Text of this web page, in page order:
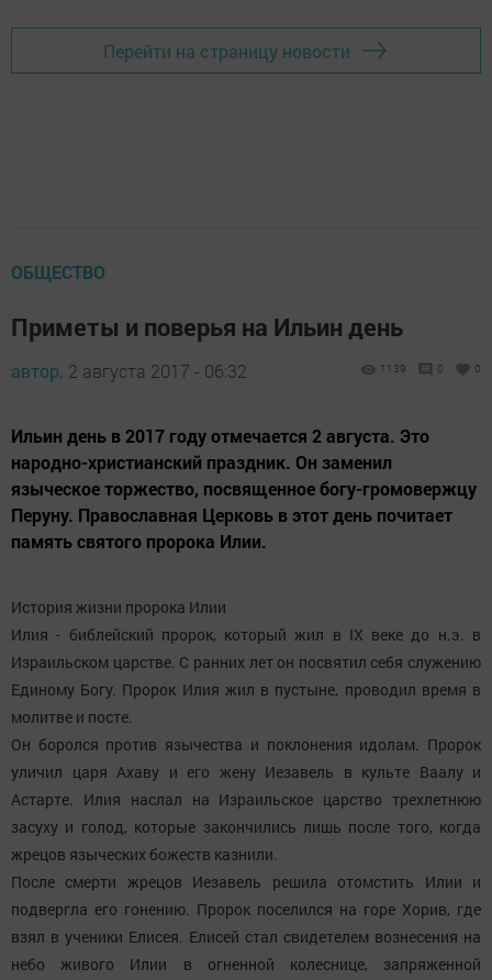
Перейти на страницу новости
ОБЩЕСТВО
Приметы и поверья на Ильин день
автор, 2 августа 2017 - 06:32 1139 0 0
Ильин день в 2017 году отмечается 2 августа. Это
народно-христианский праздник. Он заменил
языческое торжество, посвященное богу-громовержцу
Перуну. Православная Церковь в этот день почитает
память святого пророка Илии.
История жизни пророка Илии
Илия - библейский пророк, который жил в IX веке до н.э. в
Израильском царстве. С ранних лет он посвятил себя служению
Единому Богу. Пророк Илия жил в пустыне, проводил время в
молитве и посте.
Он боролся против язычества и поклонения идолам. Пророк
уличил царя Ахаву и его жену Иезавель в культе Ваалу и
Астарте. Илия наслал на Израильское царство трехлетнюю
засуху и голод, которые закончились лишь после того, когда
жрецов языческих божеств казнили.
После смерти жрецов Иезавель решила отомстить Илии и
подвергла его гонению. Пророк поселился на горе Хорив, где
взял в ученики Елисея. Елисей стал свидетелем вознесения на
небо живого Илии в огненной колеснице, запряженной